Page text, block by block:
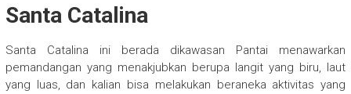
Santa Catalina
Santa Catalina ini berada dikawasan Pantai menawarkan
pemandangan yang menakjubkan berupa langit yang biru, laut
yang luas, dan kalian bisa melakukan beraneka aktivitas yang